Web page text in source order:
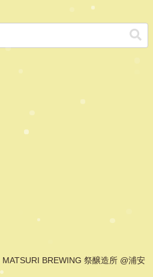
MATSURI BREWING 祭醸造所 @浦安